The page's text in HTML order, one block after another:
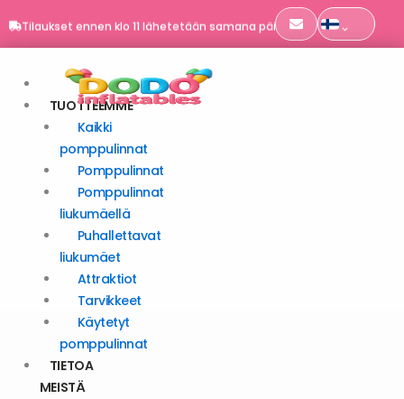
sisältöön
Tilaukset ennen klo 11 lähetetään samana päivänä
EN 14960 | TÜV SÜD ‑sertifioitu
Toimitus koko Eurooppaan
Tilaukset ennen klo 11 lähetetään samana päivänä
ETUSIVU
TUOTTEEMME
Kaikki
pomppulinnat
Pomppulinnat
Pomppulinnat
liukumäellä
Puhallettavat
liukumäet
Attraktiot
Tarvikkeet
Käytetyt
pomppulinnat
TIETOA
MEISTÄ